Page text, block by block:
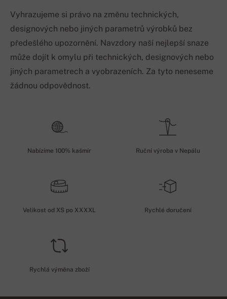
Vyhrazujeme si právo na změnu technických,
designových nebo jiných parametrů výrobků bez
předešlého upozornění. Navzdory naší nejlepší snaze
může dojít k omylu při technických, designových nebo
jiných parametrech a vyobrazeních. Za tyto neneseme
žádnou odpovědnost.
Nabízíme 100% kašmír Ruční výroba v Nepálu
Velikost od XS po XXXXL Rychlé doručení
Rychlá výměna zboží